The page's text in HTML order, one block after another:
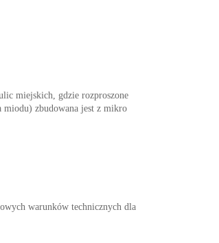
miejskich, gdzie rozproszone
zbudowana jest z mikro
warunków technicznych dla